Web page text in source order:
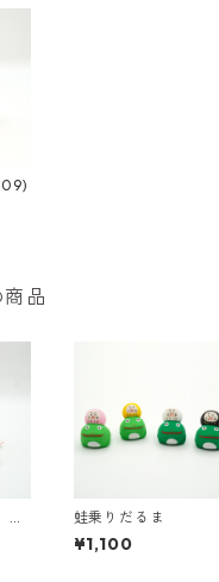
品
）
蛙乗りだるま
¥1,100